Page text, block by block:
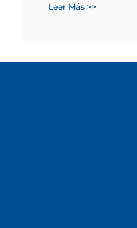
Leer Más >>